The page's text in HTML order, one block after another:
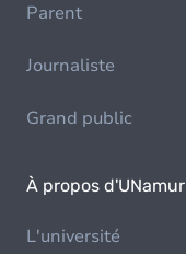
Parent
Journaliste
Grand public
À propos d'UNamur
L'université